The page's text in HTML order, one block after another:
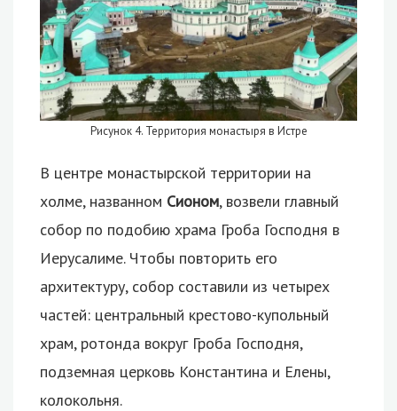
Рисунок 4. Территория монастыря в Истре
В центре монастырской территории на
холме, названном Сионом, возвели главный
собор по подобию храма Гроба Господня в
Иерусалиме. Чтобы повторить его
архитектуру, собор составили из четырех
частей: центральный крестово-купольный
храм, ротонда вокруг Гроба Господня,
подземная церковь Константина и Елены,
колокольня.